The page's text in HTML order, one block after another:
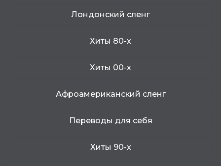
Лондонский сленг
Хиты 80-х
Хиты 00-х
Афроамериканский сленг
Переводы для себя
Хиты 90-х